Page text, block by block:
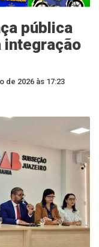
pública
integração
de 2026 às 17:23